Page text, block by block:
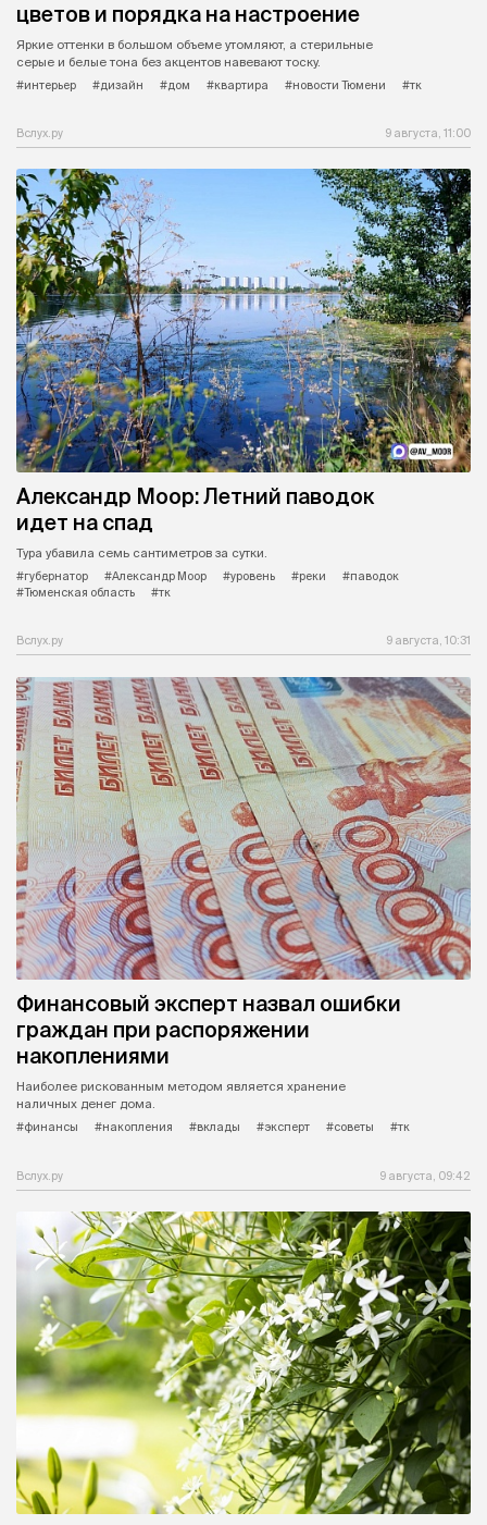
цветов и порядка на настроение
Яркие оттенки в большом объеме утомляют, а стерильные
серые и белые тона без акцентов навевают тоску.
#интерьер
#дизайн #дом #квартира #новости Тюмени #тк
Вслух.ру 9 августа, 11:00
Александр Моор: Летний паводок
идет на спад
Тура убавила семь сантиметров за сутки.
#губернатор
#Александр Моор #уровень #реки
#паводок
#Тюменская область
#тк
Вслух.ру 9 августа, 10:31
Финансовый эксперт назвал ошибки
граждан при распоряжении
накоплениями
Наиболее рискованным методом является хранение
наличных денег дома.
#финансы
#накопления #вклады #эксперт #советы #тк
Вслух.ру 9 августа, 09:42